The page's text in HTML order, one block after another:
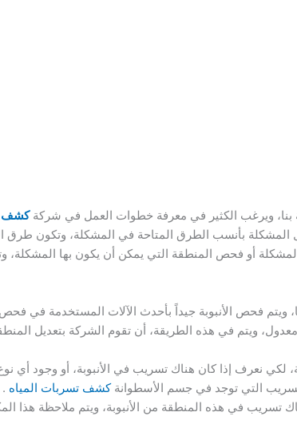
بنا، ويرغب الكثير في معرفة خطوات العمل في شركةكشف
بأنسب الطرق المتاحة في المشكلة، وتكون طرق
أو فحص المنطقة التي يمكن أن يكون بها
ويتم فحص الأنبوبة جيداً بأحدث الآلات المستخدمة في
ويتم في هذه الطريقة، أن تقوم الشركة بتعديل
لكي نعرف إذا كان هناك تسريب في الأنبوبة، أو وجود أي
التي توجد في جسم الأسطوانةكشف تسربات المياه .
تسريب في هذه المنطقة من الأنبوبة، ويتم ملاحظة هذا